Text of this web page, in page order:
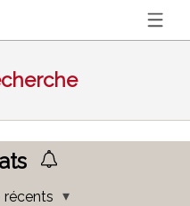
récents